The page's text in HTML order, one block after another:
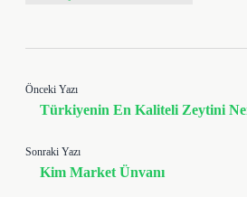
Önceki Yazı
Türkiyenin En Kaliteli Zeytini
Sonraki Yazı
Kim Market Ünvanı